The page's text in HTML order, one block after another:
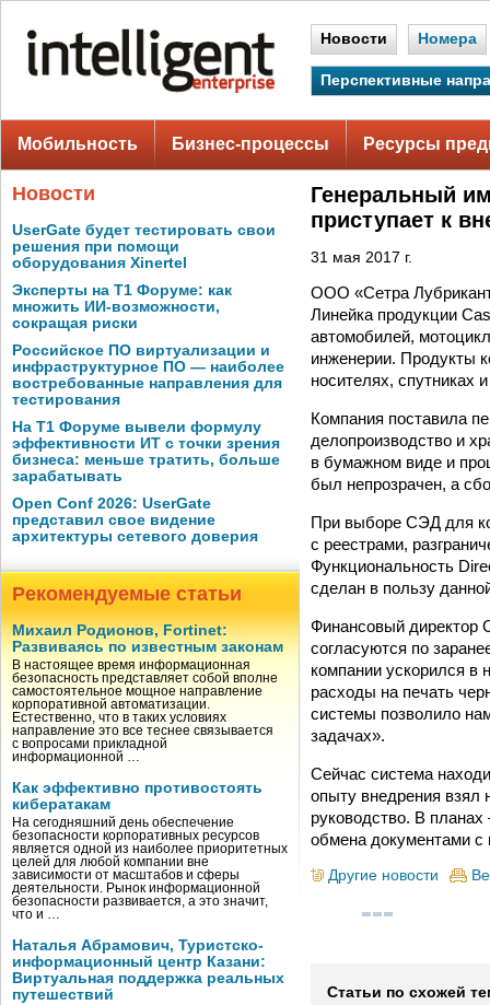
Новости Номера
Перспективные
Мобильность Бизнес-процессы Ресурсы
Новости
UserGate будет тестировать свои
решения при помощи
оборудования Xinertel
Эксперты на Т1 Форуме: как
множить ИИ-возможности,
сокращая риски
Российское ПО виртуализации и
инфраструктурное ПО — наиболее
востребованные направления для
тестирования
На Т1 Форуме вывели формулу
эффективности ИТ с точки зрения
бизнеса: меньше тратить, больше
зарабатывать
Open Conf 2026: UserGate
представил свое видение
архитектуры сетевого доверия
Рекомендуемые статьи
Михаил Родионов, Fortinet:
Развиваясь по известным законам
В настоящее время информационная
безопасность представляет собой вполне
самостоятельное мощное направление
корпоративной автоматизации.
Естественно, что в таких условиях
направление это все теснее связывается
с вопросами прикладной
информационной …
Как эффективно противостоять
кибератакам
На сегодняшний день обеспечение
безопасности корпоративных ресурсов
является одной из наиболее приоритетных
целей для любой компании вне
зависимости от масштабов и сферы
деятельности. Рынок информационной
безопасности развивается, а это значит,
что и …
Наталья Абрамович, Туристско-
информационный центр Казани:
Виртуальная поддержка реальных
путешествий
Генеральный
приступает к
31 мая 2017 г.
ООО «Сетра
Линейка продукции
автомобилей,
инженерии. Продукты
носителях, спутниках
Компания поставила
делопроизводство и
в бумажном виде и
был непрозрачен, а
При выборе СЭД для
с реестрами,
Функциональность
сделан в пользу
Финансовый директор
согласуются по
компании ускорился в
расходы на печать
системы позволило
задачах».
Сейчас система
опыту внедрения взял
руководство. В
обмена документами с
Другие новости
Статьи по схожей